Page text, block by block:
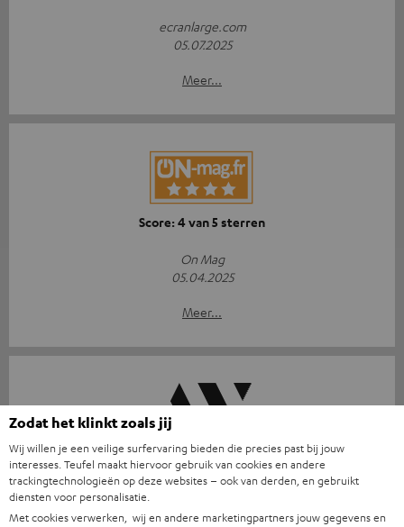
ecranlarge.com
05.07.2025
Meer...
Score: 4 van 5 sterren
On Mag
05.04.2025
Meer...
De luidsprekerserie Teufel Ultima heeft een ongekende
uitstraling.
Zodat het klinkt zoals jij
Wij willen je een veilige surfervaring bieden die precies past bij jouw
interesses. Teufel maakt hiervoor gebruik van cookies en andere
trackingtechnologieën op deze websites – ook van derden, en gebruikt
diensten voor personalisatie.
Met cookies verwerken, wij en andere marketingpartners jouw gegevens en